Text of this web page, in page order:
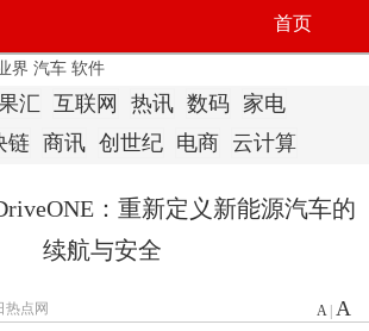
首页
界 汽车 软件
汇 互联网 热讯 数码
家电
链 商讯 创世纪 电商 云计算
：重新定义新能源汽车的
续航与安全
热点网 A| A